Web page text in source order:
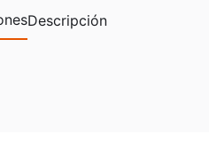
Descripción